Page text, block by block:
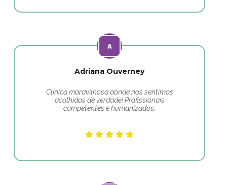
Adriana Ouverney
Clínica maravilhosa aonde nos sentimos
acolhidos de verdade! Profissionais
competentes e humanizados.